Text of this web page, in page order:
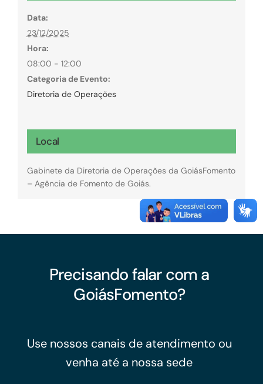
Data:
23/12/2025
Hora:
08:00 - 12:00
Categoria de Evento:
Diretoria de Operações
Local
Gabinete da Diretoria de Operações da GoiásFomento
– Agência de Fomento de Goiás.
Precisando falar com a
GoiásFomento?
Use nossos canais de atendimento ou
venha até a nossa sede